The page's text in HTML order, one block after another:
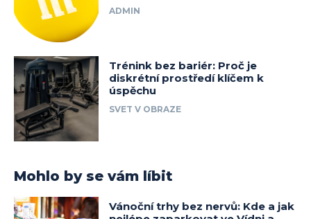
ADMIN
Trénink bez bariér: Proč je
diskrétní prostředí klíčem k
úspěchu
SVET V OBRAZE
Mohlo by se vám líbit
Vánoční trhy bez nervů: Kde a jak